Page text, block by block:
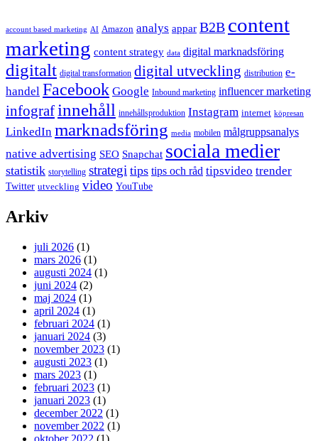
account based marketing AI Amazon analys appar B2B content
marketing content strategy data digital marknadsföring
digitalt digital transformation digital utveckling distribution e-
handel Facebook Google Inbound marketing influencer marketing
infograf innehåll innehållsproduktion Instagram internet köpresan
LinkedIn marknadsföring media mobilen målgruppsanalys
native advertising SEO Snapchat sociala medier
statistik storytelling strategi tips tips och råd tipsvideo trender
Twitter utveckling video YouTube
Arkiv
juli 2026 (1)
mars 2026 (1)
augusti 2024 (1)
juni 2024 (2)
maj 2024 (1)
april 2024 (1)
februari 2024 (1)
januari 2024 (3)
november 2023 (1)
augusti 2023 (1)
mars 2023 (1)
februari 2023 (1)
januari 2023 (1)
december 2022 (1)
november 2022 (1)